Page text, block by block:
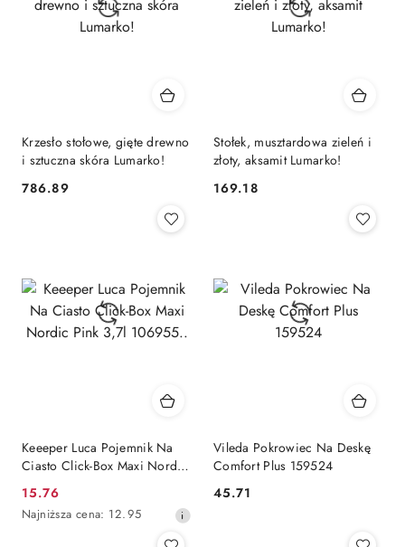
Krzesło stołowe, gięte drewno
i sztuczna skóra Lumarko!
Cena:
786.89
Stołek, musztardowa zieleń i
złoty, aksamit Lumarko!
Cena:
169.18
Keeeper Luca Pojemnik Na
Ciasto Click-Box Maxi Nordic
Cena
promocyjna:
15.76
Najniższa
Najniższa cena: 12.95
Vileda Pokrowiec Na Deskę
Comfort Plus 159524
Cena:
45.71